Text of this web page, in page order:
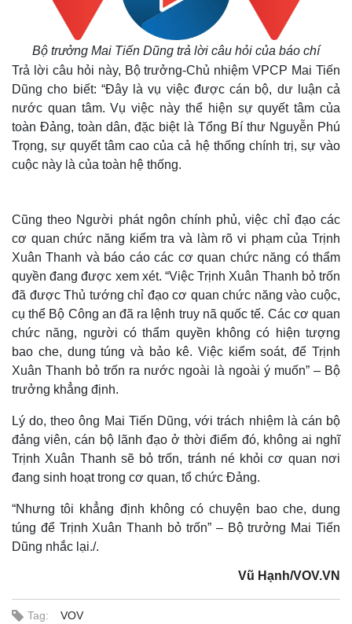
Bộ trưởng Mai Tiến Dũng trả lời câu hỏi của báo chí
Trả lời câu hỏi này, Bộ trưởng-Chủ nhiệm VPCP Mai Tiến
Dũng cho biết: “Đây là vụ việc được cán bộ, dư luận cả
nước quan tâm. Vụ việc này thể hiện sự quyết tâm của
toàn Đảng, toàn dân, đặc biệt là Tổng Bí thư Nguyễn Phú
Trọng, sự quyết tâm cao của cả hệ thống chính trị, sự vào
cuộc này là của toàn hệ thống.
Cũng theo Người phát ngôn chính phủ, việc chỉ đạo các
cơ quan chức năng kiểm tra và làm rõ vi phạm của Trịnh
Xuân Thanh và báo cáo các cơ quan chức năng có thẩm
quyền đang được xem xét. “Việc Trịnh Xuân Thanh bỏ trốn
đã được Thủ tướng chỉ đạo cơ quan chức năng vào cuộc,
cụ thể Bộ Công an đã ra lệnh truy nã quốc tế. Các cơ quan
chức năng, người có thẩm quyền không có hiện tượng
bao che, dung túng và bảo kê. Việc kiểm soát, để Trịnh
Xuân Thanh bỏ trốn ra nước ngoài là ngoài ý muốn” – Bộ
trưởng khẳng định.
Lý do, theo ông Mai Tiến Dũng, với trách nhiệm là cán bộ
đảng viên, cán bộ lãnh đạo ở thời điểm đó, không ai nghĩ
Trịnh Xuân Thanh sẽ bỏ trốn, tránh né khỏi cơ quan nơi
đang sinh hoạt trong cơ quan, tổ chức Đảng.
“Nhưng tôi khẳng định không có chuyện bao che, dung
túng để Trịnh Xuân Thanh bỏ trốn” – Bộ trưởng Mai Tiến
Dũng nhắc lại./.
Vũ Hạnh/VOV.VN
Tag: VOV